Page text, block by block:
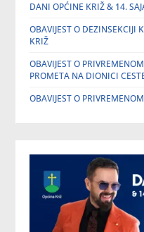
DANI OPĆINE KRIŽ & 14.
OBAVIJEST O DEZINSEKCIJI
KRIŽ
OBAVIJEST O
PROMETA NA DIONICI
OBAVIJEST O